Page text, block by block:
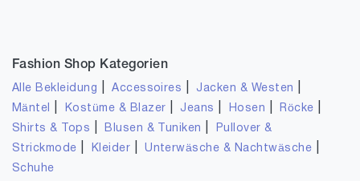
Fashion Shop Kategorien
Alle Bekleidung |Accessoires Jacken & Westen
Mäntel Kostüme & Blazer Jeans Hosen Röcke
Shirts & Tops Blusen & Tuniken
Pullover &
Strickmode
Kleider |Unterwäsche & Nachtwäsche
Schuhe